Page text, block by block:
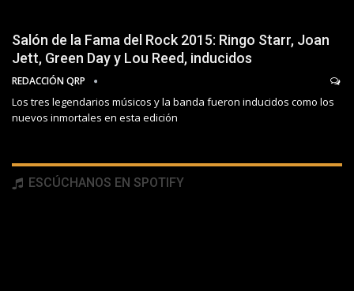
Salón de la Fama del Rock 2015: Ringo Starr, Joan
Jett, Green Day y Lou Reed, inducidos
REDACCIÓN QRP
Los tres legendarios músicos y la banda fueron inducidos como los
nuevos inmortales en esta edición
ESCÚCHANOS EN SPOTIFY